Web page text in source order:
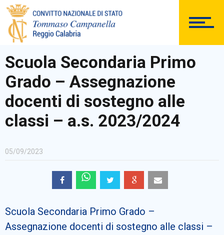
DOCUMENTAZIONE
PERSONALE
Scuola Secondaria Primo
Grado – Assegnazione
docenti di sostegno alle
classi – a.s. 2023/2024
05/09/2023
Scuola Secondaria Primo Grado –
Assegnazione docenti di sostegno alle classi –